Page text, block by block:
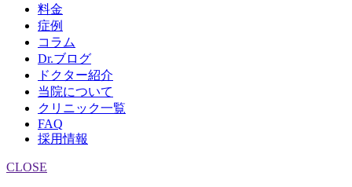
料金
症例
コラム
Dr.ブログ
ドクター紹介
当院について
クリニック一覧
FAQ
採用情報
CLOSE